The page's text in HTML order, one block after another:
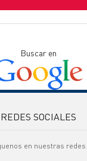
Buscar en
REDES SOCIALES
en nuestras redes